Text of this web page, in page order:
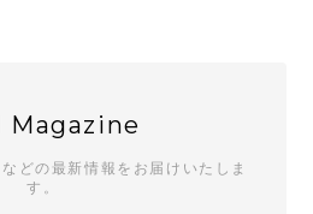
Magazine
どの最新情報をお届けいたしま
す。